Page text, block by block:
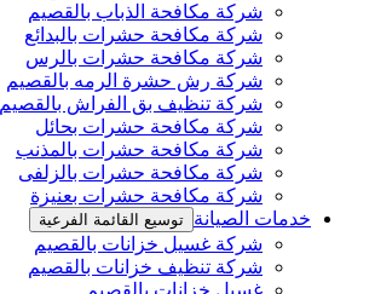
شركة مكافحة الذباب بالقصيم
شركة مكافحة حشرات بالبدائع
شركة مكافحة حشرات بالرس
شركة رش حشرة الرمه بالقصيم
شركة تنظيف بق الفراش بالقصيم
شركة مكافحة حشرات بحائل
شركة مكافحة حشرات بالمذنب
شركة مكافحة حشرات بالزلفى
شركة مكافحة حشرات بعنيزة
خدمات الصيانة توسيع القائمة الفرعية
شركة غسيل خزانات بالقصيم
شركة تنظيف خزانات بالقصيم
غسيل خزانات بالقصيم